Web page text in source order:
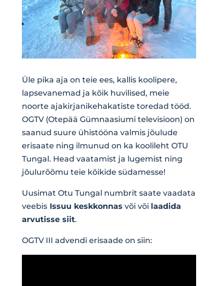
Üle pika aja on teie ees, kallis koolipere,
lapsevanemad ja kõik huvilised, meie
noorte ajakirjanikehakatiste toredad tööd.
OGTV (Otepää Gümnaasiumi televisioon) on
saanud suure ühistööna valmis jõulude
erisaate ning ilmunud on ka koolileht OTU
Tungal. Head vaatamist ja lugemist ning
jõulurõõmu teie kõikide südamesse!
Uusimat Otu Tungal numbrit saate vaadata
veebis Issuu keskkonnas või või laadida
arvutisse siit.
OGTV III advendi erisaade on siin: